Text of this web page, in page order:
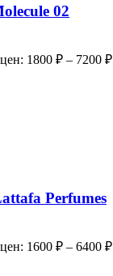
02
1800 ₽ – 7200 ₽
Perfumes
1600 ₽ – 6400 ₽